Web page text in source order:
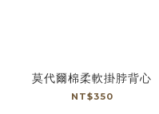
莫代爾棉柔軟掛脖背心
NT$350